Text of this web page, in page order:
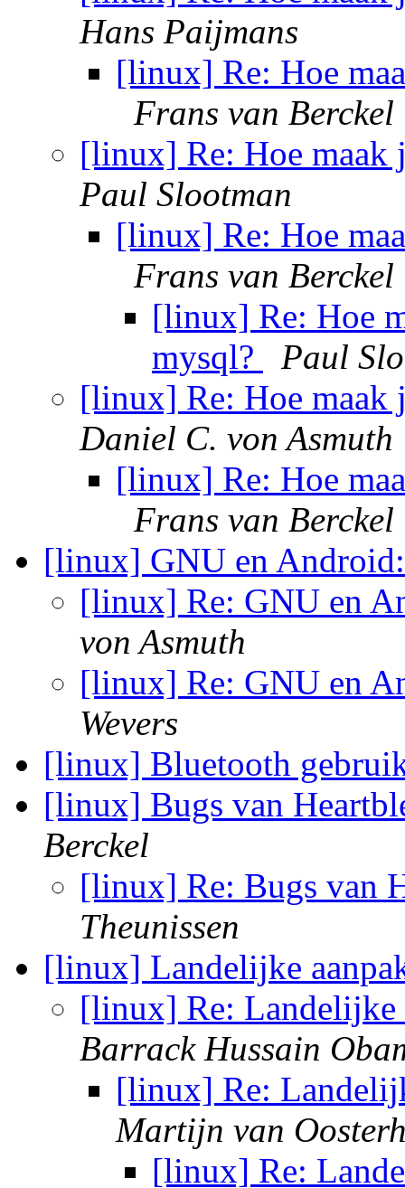
Hans Paijmans
[linux] Re: Hoe
Frans van Berckel
[linux] Re: Hoe maak
Paul Slootman
[linux] Re: Hoe
Frans van Berckel
[linux] Re: Hoe
mysql?
Paul
[linux] Re: Hoe maak
Daniel C. von Asmuth
[linux] Re: Hoe
Frans van Berckel
[linux] GNU en
[linux] Re: GNU en
von Asmuth
[linux] Re: GNU en
Wevers
[linux] Bluetooth
[linux] Bugs van
Berckel
[linux] Re: Bugs van
Theunissen
[linux] Landelijke
[linux] Re: Landelijke
Barrack Hussain
[linux] Re:
Martijn van
[linux] Re: